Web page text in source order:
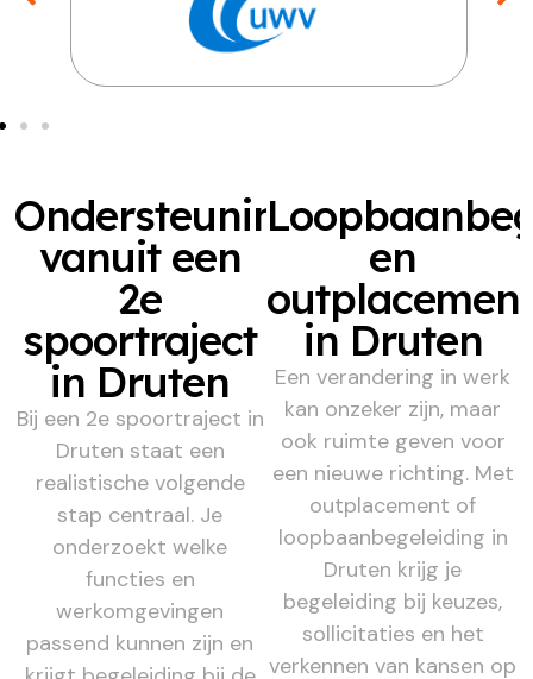
Ondersteuning
vanuit een
2e
spoortraject
in Druten
Bij een 2e spoortraject in
Druten staat een
realistische volgende
stap centraal. Je
onderzoekt welke
functies en
werkomgevingen
passend kunnen zijn en
en
outplacement
in Druten
Een verandering in werk
kan onzeker zijn, maar
ook ruimte geven voor
een nieuwe richting. Met
outplacement of
loopbaanbegeleiding in
Druten krijg je
begeleiding bij keuzes,
sollicitaties en het
verkennen van kansen op